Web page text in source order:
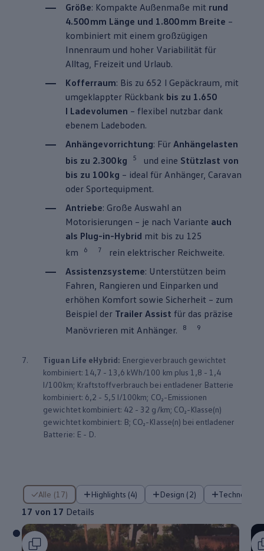
Größe: Kompakte Außenmaße mit rund
4.500 mm Länge und 1.800 mm Breite –
kombiniert mit einem großzügigen
Innenraum und hoher Variabilität für
Alltag, Freizeit und Urlaub.
Kofferraum: Bis zu 652 l Gepäckraum, mit
umgeklappter Rückbank bis zu 1.650
l Ladevolumen – flexibel nutzbar dank
ebenem Ladeboden.
Anhängevorrichtung: FürAnhängelasten
bis zu 2.300 kg
5 und eine Stützlast von
bis zu 100 kg – ideal für Anhänger, Caravan
oder Sportequipment.
Antriebe: Große Auswahl an
Motorisierungen – je nach Variante auch
als Plug-in-Hybrid mit bis zu 125
km
6 7
rein elektrischer Reichweite.
Assistenzsysteme: Unterstützen beim
Fahren, Rangieren und Einparken und
erhöhen Komfort sowie Sicherheit – zum
Beispiel der Trailer Assist für das präzise
Manövrieren mit Anhänger.
8 9
7. Tiguan Life eHybrid: Energieverbrauch gewichtet
kombiniert: 14,7 - 13,6 kWh/100 km plus 1,8 - 1,4
l/100km; Kraftstoffverbrauch bei entladener Batterie
kombiniert: 6,2 - 5,5 l/100km; CO₂-Emissionen
gewichtet kombiniert: 42 - 32 g/km; CO₂-Klasse(n)
gewichtet kombiniert: B; CO₂-Klasse(n) bei entladener
Batterie: E - D.
Alle (17) Highlights (4) Design (2)
17 von 17 Details
17 von 17 Details